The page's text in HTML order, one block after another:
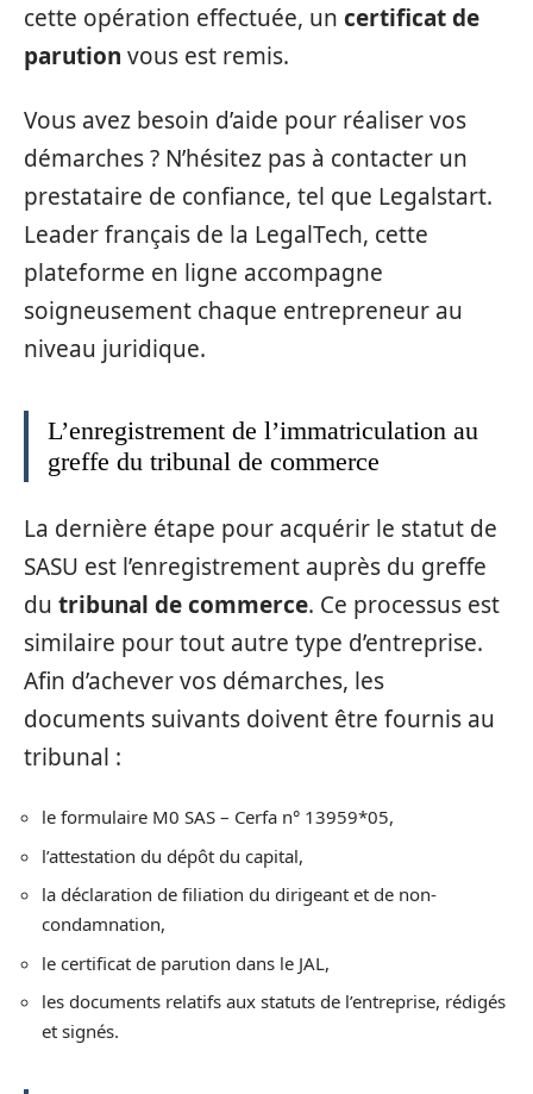
cette opération effectuée, un certificat de
parution vous est remis.
Vous avez besoin d’aide pour réaliser vos
démarches ? N’hésitez pas à contacter un
prestataire de confiance, tel que Legalstart.
Leader français de la LegalTech, cette
plateforme en ligne accompagne
soigneusement chaque entrepreneur au
niveau juridique.
L’enregistrement de l’immatriculation au
greffe du tribunal de commerce
La dernière étape pour acquérir le statut de
SASU est l’enregistrement auprès du greffe
du tribunal de commerce. Ce processus est
similaire pour tout autre type d’entreprise.
Afin d’achever vos démarches, les
documents suivants doivent être fournis au
tribunal :
le formulaire M0 SAS – Cerfa n° 13959*05,
l’attestation du dépôt du capital,
la déclaration de filiation du dirigeant et de non-
condamnation,
le certificat de parution dans le JAL,
les documents relatifs aux statuts de l’entreprise, rédigés
et signés.